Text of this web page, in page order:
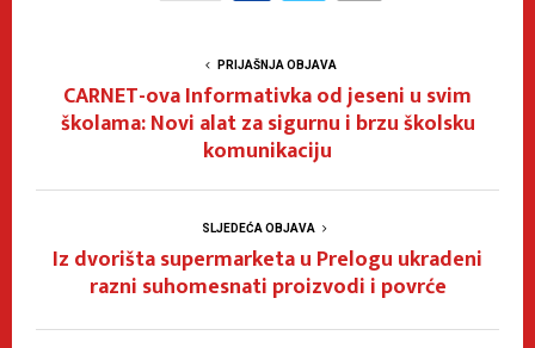
PRIJAŠNJA OBJAVA
CARNET-ova Informativka od jeseni u svim
školama: Novi alat za sigurnu i brzu školsku
komunikaciju
SLJEDEĆA OBJAVA
Iz dvorišta supermarketa u Prelogu ukradeni
razni suhomesnati proizvodi i povrće